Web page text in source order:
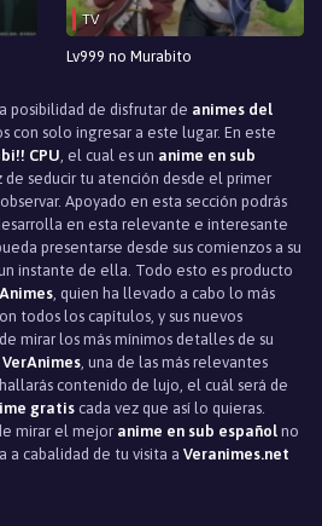
TV
Lv999 no Murabito
posibilidad de disfrutar de animes del
con solo ingresar a este lugar. En este
CPU , el cual es un anime en sub
de seducir tu atención desde el primer
Apoyado en esta sección podrás
en esta relevante e interesante
presentarse desde sus comienzos a su
instante de ella. Todo esto es producto
, quien ha llevado a cabo lo más
todos los capítulos, y sus nuevos
mirar los más mínimos detalles de su
VerAnimes , una de las más relevantes
hallarás contenido de lujo, el cuál será de
gratis cada vez que así lo quieras.
mirar el mejor anime en sub español no
a cabalidad de tu visita a Veranimes.net